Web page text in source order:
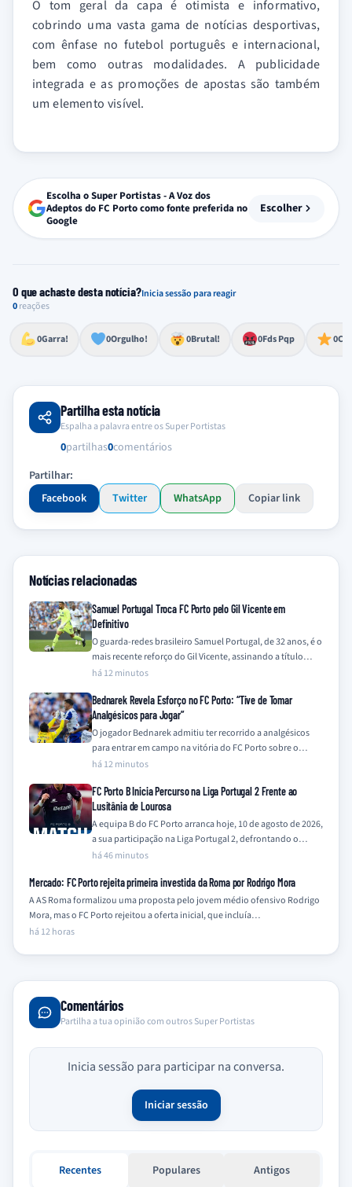
O tom geral da capa é otimista e informativo,
cobrindo uma vasta gama de notícias desportivas,
com ênfase no futebol português e internacional,
bem como outras modalidades. A publicidade
integrada e as promoções de apostas são também
um elemento visível.
Escolha o Super Portistas - A Voz dos
Adeptos do FC Porto como fonte preferida no
Google
Escolher
O que achaste desta notícia?Inicia sessão para reagir
0reações
0Garra!
Esforço, determinação, aprovação forte
0Orgulho!
Lealdade, amor clubístico, sentimento profundo
0Brutal!
Impressionante, chocante, de grande impacto 0Fds Pqp
Reação de desespero, raiva, frustração ou espanto extremo 0
Excelência, destaque, o melhor
Partilha esta notícia
Espalha a palavra entre os Super Portistas
0partilhas0comentários
Partilhar:
Facebook
Twitter WhatsApp Copiar link
Notícias relacionadas
Samuel Portugal Troca FC Porto pelo Gil Vicente em
Definitivo
O guarda-redes brasileiro Samuel Portugal, de 32 anos, é o
mais recente reforço do Gil Vicente, assinando a título
definitivo após quatro…
há 12 minutos
Bednarek Revela Esforço no FC Porto: “Tive de Tomar
Analgésicos para Jogar”
O jogador Bednarek admitiu ter recorrido a analgésicos
para entrar em campo na vitória do FC Porto sobre o
Alverca, confessando que…
há 12 minutos
FC Porto B Inicia Percurso na Liga Portugal 2 Frente ao
Lusitânia de Lourosa
A equipa B do FC Porto arranca hoje, 10 de agosto de 2026,
a sua participação na Liga Portugal 2, defrontando o…
há 46 minutos
Mercado: FC Porto rejeita primeira investida da Roma por Rodrigo Mora
A AS Roma formalizou uma proposta pelo jovem médio ofensivo Rodrigo
Mora, mas o FC Porto rejeitou a oferta inicial, que incluía…
há 12 horas
Comentários
Partilha a tua opinião com outros Super Portistas
Inicia sessão para participar na conversa.
Iniciar sessão
Recentes Populares Antigos